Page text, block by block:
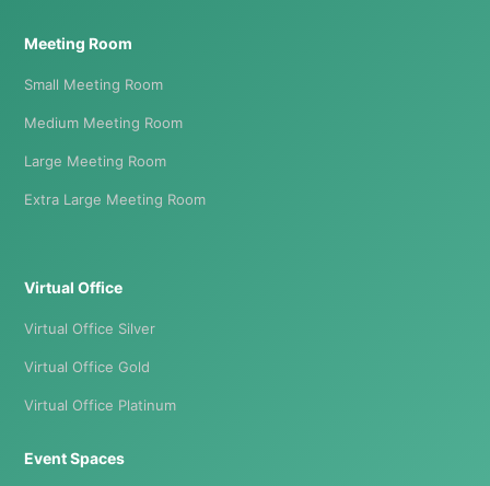
Meeting Room
Small Meeting Room
Medium Meeting Room
Large Meeting Room
Extra Large Meeting Room
Virtual Office
Virtual Office Silver
Virtual Office Gold
Virtual Office Platinum
Event Spaces